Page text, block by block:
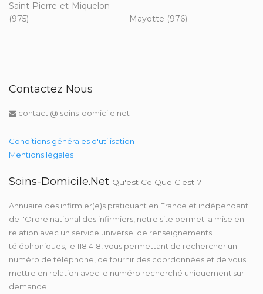
Saint-Pierre-et-Miquelon
(975)
Mayotte (976)
Contactez Nous
contact @ soins-domicile.net
Conditions générales d'utilisation
Mentions légales
Soins-Domicile.net Qu'est Ce Que C'est ?
Annuaire des infirmier(e)s pratiquant en France et indépendant
de l'Ordre national des infirmiers, notre site permet la mise en
relation avec un service universel de renseignements
téléphoniques, le 118 418, vous permettant de rechercher un
numéro de téléphone, de fournir des coordonnées et de vous
mettre en relation avec le numéro recherché uniquement sur
demande.